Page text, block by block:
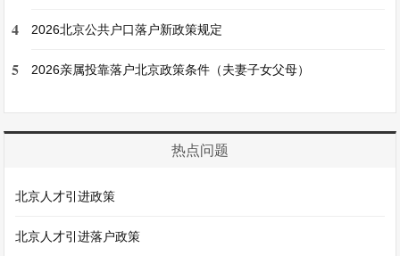
4 2026北京公共户口落户新政策规定
5 2026亲属投靠落户北京政策条件（夫妻子女父母）
热点问题
北京人才引进政策
北京人才引进落户政策